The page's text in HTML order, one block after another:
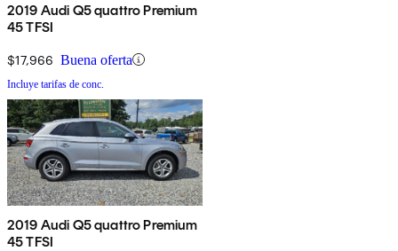
2019 Audi Q5 quattro Premium
45 TFSI
$17,966 Buena oferta
Incluye tarifas de conc.
2019 Audi Q5 quattro Premium
45 TFSI